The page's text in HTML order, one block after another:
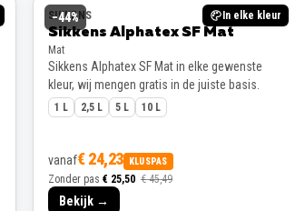
−44% In elke kleur
SIKKENS
Sikkens Alphatex SF Mat
Mat
Sikkens Alphatex SF Mat in elke gewenste
kleur, wij mengen gratis in de juiste basis.
1 L 2,5 L 5 L 10 L
vanaf€ 24,23 KLUSPAS
Zonder pas € 25,50 € 45,49
Bekijk →